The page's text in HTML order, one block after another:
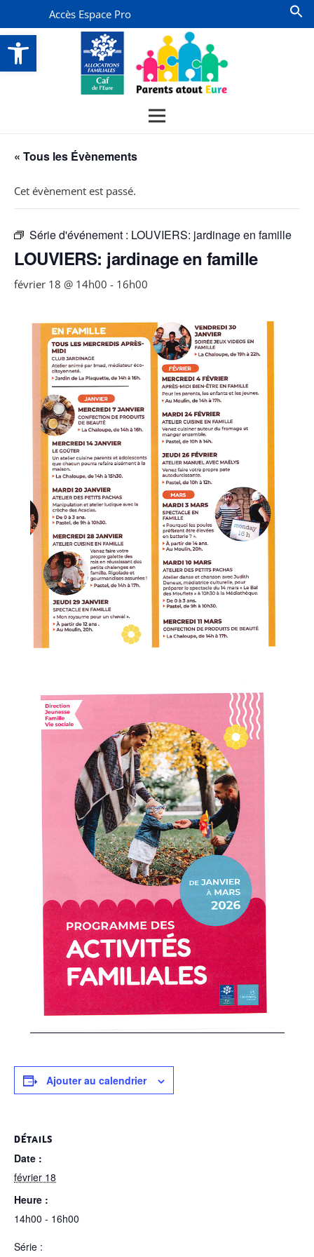
Ouvrir la barre d’outils
Accès Espace Pro
« Tous les Évènements
Cet évènement est passé.
Série d'événement : LOUVIERS: jardinage en famille
LOUVIERS: jardinage en famille
février 18 @ 14h00 - 16h00
Ajouter au calendrier
DÉTAILS
Date :
février 18
Heure :
14h00 - 16h00
Série :